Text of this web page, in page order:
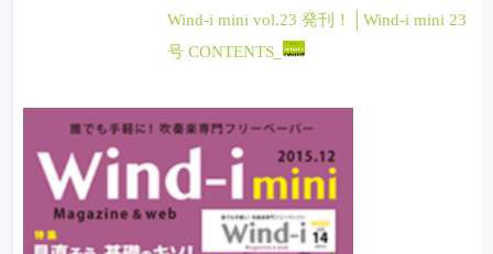
Wind-i mini vol.23 発刊！│Wind-i mini 23
号 CONTENTS_